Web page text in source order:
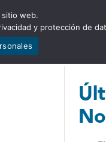
NOTICIAS
sitio web.
y protección de